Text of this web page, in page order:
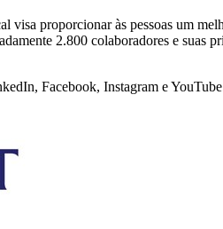
visa proporcionar às pessoas um
2.800 colaboradores e
, Facebook, Instagram eYouTube